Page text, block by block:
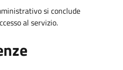
si conclude
al servizio.